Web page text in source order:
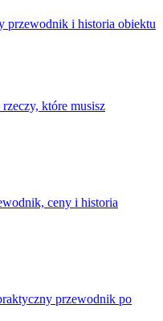
przewodnik i historia obiektu
które musisz
ceny i historia
przewodnik po